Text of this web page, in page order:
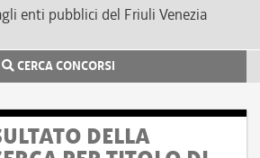
enti pubblici del Friuli Venezia
CERCA CONCORSI
DELLA